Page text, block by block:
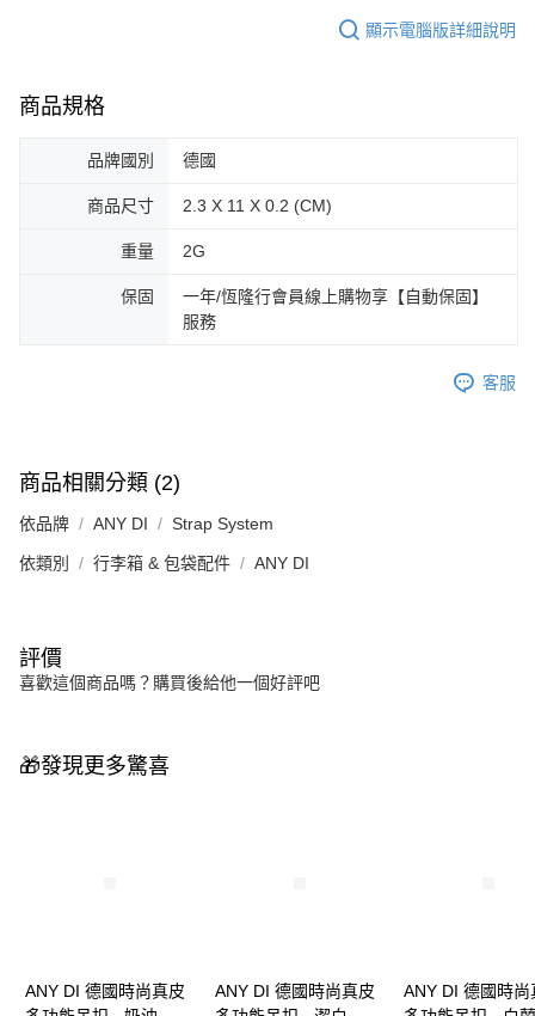
顯示電腦版詳細說明
商品規格
品牌國別 德國
商品尺寸 2.3 X 11 X 0.2 (CM)
重量 2G
保固
一年/恆隆行會員線上購物享【自動保固】
服務
客服
商品相關分類 (2)
依品牌 ANY DI Strap System
依類別 行李箱 & 包袋配件 ANY DI
評價
喜歡這個商品嗎？購買後給他一個好評吧
🎁發現更多驚喜
ANY DI 德國時尚真皮
ANY DI 德國時尚真皮
ANY DI 德國時尚